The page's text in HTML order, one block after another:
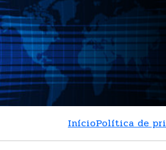
InícioPolítica de